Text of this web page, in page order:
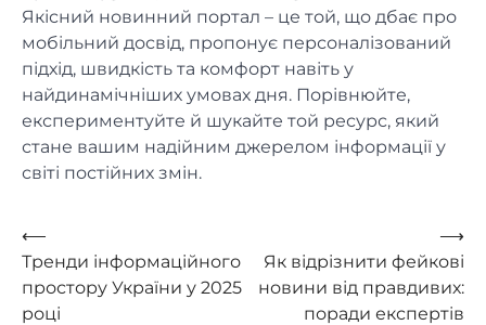
Якісний новинний портал – це той, що дбає про
мобільний досвід, пропонує персоналізований
підхід, швидкість та комфорт навіть у
найдинамічніших умовах дня. Порівнюйте,
експериментуйте й шукайте той ресурс, який
стане вашим надійним джерелом інформації у
світі постійних змін.
Навигация
по
записям
⟵
Тренди інформаційного
простору України у 2025
році
Як відрізнити фейкові
новини від правдивих:
поради експертів
⟶